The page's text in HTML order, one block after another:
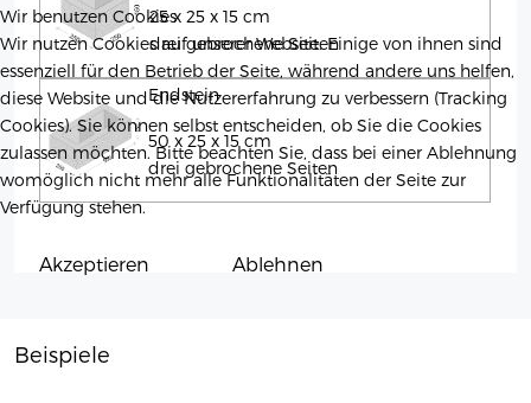
25 x 25 x 15 cm
drei gebrochene Seiten
Endstein
50 x 25 x 15 cm
drei gebrochene Seiten
Beispiele
Wir benutzen Cookies
Wir nutzen Cookies auf unserer Website. Einige von ihnen sind
essenziell für den Betrieb der Seite, während andere uns helfen,
diese Website und die Nutzererfahrung zu verbessern (Tracking
Cookies). Sie können selbst entscheiden, ob Sie die Cookies
zulassen möchten. Bitte beachten Sie, dass bei einer Ablehnung
womöglich nicht mehr alle Funktionalitäten der Seite zur
Verfügung stehen.
Akzeptieren Ablehnen